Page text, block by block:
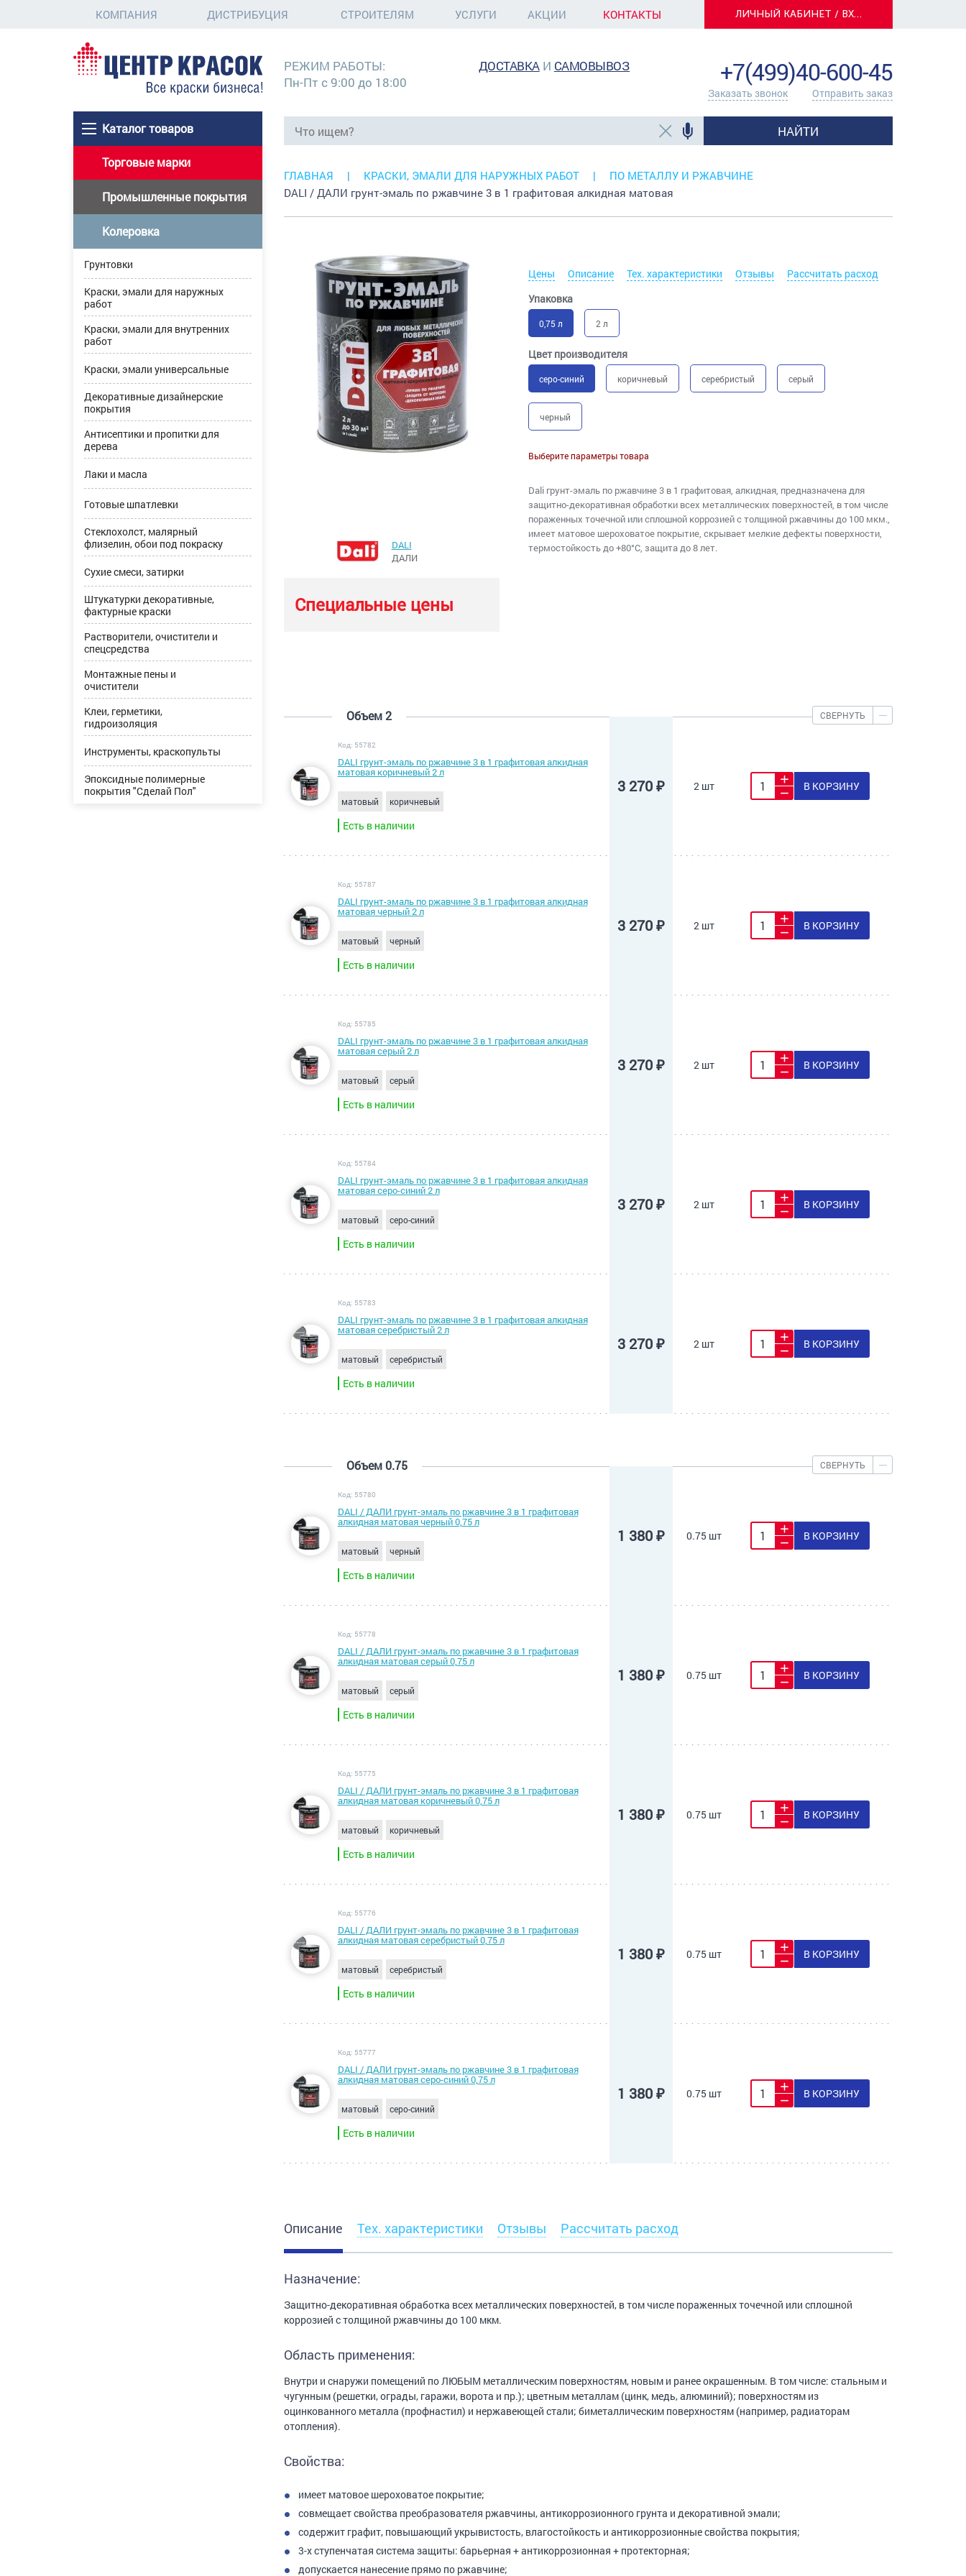
КОМПАНИЯ ДИСТРИБУЦИЯ СТРОИТЕЛЯМ УСЛУГИ АКЦИИ КОНТАКТЫ ЛИЧНЫЙ КАБИНЕТ / ВХОД
Каталог товаров
РЕЖИМ РАБОТЫ:
Пн-Пт с 9:00 до 18:00
ДОСТАВКАИ САМОВЫВОЗ +7(499)40-600-45
Заказать звонок Отправить заказ
НАЙТИ
Торговые марки
Промышленные покрытия
Колеровка
Грунтовки
Краски, эмали для наружных
работ
Краски, эмали для внутренних
работ
Краски, эмали универсальные
Декоративные дизайнерские
покрытия
Антисептики и пропитки для
дерева
Лаки и масла
Готовые шпатлевки
Стеклохолст, малярный
флизелин, обои под покраску
Сухие смеси, затирки
Штукатурки декоративные,
фактурные краски
Растворители, очистители и
спецсредства
Монтажные пены и
очистители
Клеи, герметики,
гидроизоляция
Инструменты, краскопульты
Эпоксидные полимерные
покрытия "Сделай Пол"
ГЛАВНАЯ КРАСКИ, ЭМАЛИ ДЛЯ НАРУЖНЫХ РАБОТ
ПО МЕТАЛЛУ И РЖАВЧИНЕ
DALI / ДАЛИ грунт-эмаль по ржавчине 3 в 1 графитовая алкидная матовая
DALI
ДАЛИ
Специальные цены
Цены Описание Тех. характеристики Отзывы
Рассчитать расход
Упаковка
0,75 л 2 л
Цвет производителя
серо-синий коричневый серебристый серый
черный
Выберите параметры товара
Dali грунт-эмаль по ржавчине 3 в 1 графитовая, алкидная, предназначена для
защитно-декоративная обработки всех металлических поверхностей, в том числе
пораженных точечной или сплошной коррозией c толщиной ржавчины до 100 мкм.,
имеет матовое шероховатое покрытие, скрывает мелкие дефекты поверхности,
термостойкость до +80°С, защита до 8 лет.
Объем 2 СВЕРНУТЬ
Код: 55782
DALI грунт-эмаль по ржавчине 3 в 1 графитовая алкидная
матовая коричневый 2 л
матовый коричневый
Есть в наличии
3 270 ₽ 2 шт В КОРЗИНУ
Код: 55787
DALI грунт-эмаль по ржавчине 3 в 1 графитовая алкидная
матовая черный 2 л
матовый черный
Есть в наличии
3 270 ₽ 2 шт В КОРЗИНУ
Код: 55785
DALI грунт-эмаль по ржавчине 3 в 1 графитовая алкидная
матовая серый 2 л
матовый серый
Есть в наличии
3 270 ₽ 2 шт В КОРЗИНУ
Код: 55784
DALI грунт-эмаль по ржавчине 3 в 1 графитовая алкидная
матовая серо-синий 2 л
матовый серо-синий
Есть в наличии
3 270 ₽ 2 шт В КОРЗИНУ
Код: 55783
DALI грунт-эмаль по ржавчине 3 в 1 графитовая алкидная
матовая серебристый 2 л
матовый серебристый
Есть в наличии
3 270 ₽ 2 шт В КОРЗИНУ
Объем 0.75 СВЕРНУТЬ
Код: 55780
DALI / ДАЛИ грунт-эмаль по ржавчине 3 в 1 графитовая
алкидная матовая черный 0,75 л
матовый черный
Есть в наличии
1 380 ₽ 0.75 шт В КОРЗИНУ
Код: 55778
DALI / ДАЛИ грунт-эмаль по ржавчине 3 в 1 графитовая
алкидная матовая серый 0,75 л
матовый серый
Есть в наличии
1 380 ₽ 0.75 шт В КОРЗИНУ
Код: 55775
DALI / ДАЛИ грунт-эмаль по ржавчине 3 в 1 графитовая
алкидная матовая коричневый 0,75 л
матовый коричневый
Есть в наличии
1 380 ₽ 0.75 шт В КОРЗИНУ
Код: 55776
DALI / ДАЛИ грунт-эмаль по ржавчине 3 в 1 графитовая
алкидная матовая серебристый 0,75 л
матовый серебристый
Есть в наличии
1 380 ₽ 0.75 шт В КОРЗИНУ
Код: 55777
DALI / ДАЛИ грунт-эмаль по ржавчине 3 в 1 графитовая
алкидная матовая серо-синий 0,75 л
матовый серо-синий
Есть в наличии
1 380 ₽ 0.75 шт В КОРЗИНУ
Описание Тех. характеристики Отзывы Рассчитать расход
Назначение:
Защитно-декоративная обработка всех металлических поверхностей, в том числе пораженных точечной или сплошной
коррозией c толщиной ржавчины до 100 мкм.
Область применения:
Внутри и снаружи помещений по ЛЮБЫМ металлическим поверхностям, новым и ранее окрашенным. В том числе: стальным и
чугунным (решетки, ограды, гаражи, ворота и пр.); цветным металлам (цинк, медь, алюминий); поверхностям из
оцинкованного металла (профнастил) и нержавеющей стали; биметаллическим поверхностям (например, радиаторам
отопления).
Свойства:
имеет матовое шероховатое покрытие;
совмещает свойства преобразователя ржавчины, антикоррозионного грунта и декоративной эмали;
содержит графит, повышающий укрывистость, влагостойкость и антикоррозионные свойства покрытия;
3-х ступенчатая система защиты: барьерная + антикоррозионная + протекторная;
допускается нанесение прямо по ржавчине;